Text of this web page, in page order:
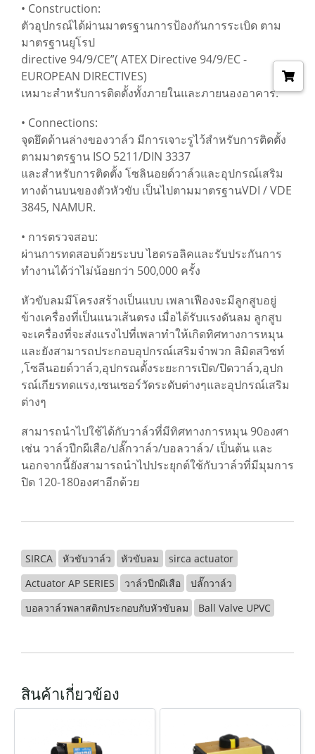
• Construction:
ตัวอุปกรณ์ได้ผ่านมาตรฐานการป้องกันการระเบิด ตาม
มาตรฐานยุโรป
directive 94/9/CE”( ATEX Directive 94/9/EC -
EUROPEAN DIRECTIVES)
เหมาะสำหรับการติดตั้งทั้งภายในและภายนองอาคาร.
• Connections:
จุดยึดด้านล่างของวาล์ว มีการเจาะรูไว้สำหรับการติดตั้ง
ตามมาตรฐาน ISO 5211/DIN 3337
และสำหรับการติดตั้ง โซลินอยด์วาล์วและอุปกรณ์เสริม
ทางด้านบนของตัวหัวขับ เป็นไปตามมาตรฐานVDI / VDE
3845, NAMUR.
• การตรวจสอบ:
ผ่านการทดสอบด้วยระบบ ไฮดรอลิคและรับประกันการ
ทำงานได้ว่าไม่น้อยกว่า 500,000 ครั้ง
หัวขับลมมีโครงสร้างเป็นแบบ เพลาเฟืองจะมีลูกสูบอยู่
ข้างเครื่องที่เป็นแนวเส้นตรง เมื่อได้รับแรงดันลม ลูกสูบ
จะเครื่องที่จะส่งแรงไปที่เพลาทำให้เกิดทิศทางการหมุน
และยังสามารถประกอบอุปกรณ์เสริมจำพวก ลิมิตสวิชท์
,โซลีนอยด์วาล์ว,อุปกรณตั้งระยะการเปิด/ปิดวาล์ว,อุปก
รณ์เกียรทดแรง,เซนเซอร์วัดระดับต่างๆและอุปกรณ์เสริม
ต่างๆ
สามารถนำไปใช้ได้กับวาล์วที่มีทิศทางการหมุน 90องศา
เช่น วาล์วปีกผีเสือ/ปลั๊กวาล์ว/บอลวาล์ว/ เป็นต้น และ
นอกจากนี้ยังสามารถนำไปประยุกต์ใช้กับวาล์วที่มีมุมการ
ปิด 120-180องศาอีกด้วย
SIRCA หัวขับวาล์ว หัวขับลม
sirca actuator
Actuator AP SERIES
วาล์วปีกผีเสือ
ปลั๊กวาล์ว
บอลวาล์วพลาสติกประกอบกับหัวขับลม
Ball Valve UPVC
สินค้าเกี่ยวข้อง